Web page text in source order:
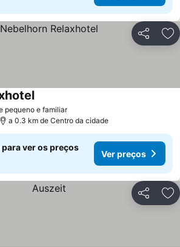
Partilhar
pequeno e familiar
a 0.3 km de Centro da cidade
ver os preços
Ver preços
Partilhar